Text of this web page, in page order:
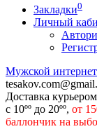
Закладки0
Личный
Мужской
Доставка
с 10ºº до 20ºº, от
баллончик на